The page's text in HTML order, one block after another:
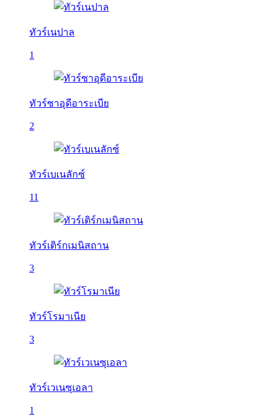
ทัวร์เนปาล
1
ทัวร์ซาอุดีอาระเบีย
2
ทัวร์เบเนลักซ์
11
ทัวร์เติร์กเมนิสถาน
3
ทัวร์โรมาเนีย
3
ทัวร์เวเนซุเอลา
1